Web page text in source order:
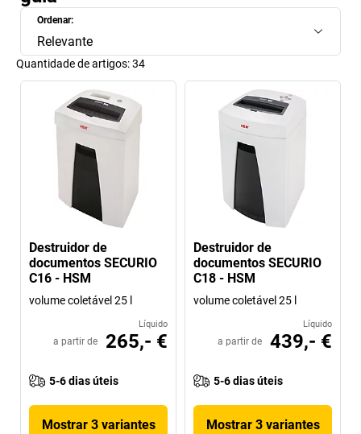
Ordenar:
Relevante
Quantidade de artigos:34
Destruidor de
documentos SECURIO
C16 - HSM
volume coletável 25 l
Líquido
a partir de 265,- €
5-6 dias úteis
Mostrar 3 variantes
Destruidor de
documentos SECURIO
C18 - HSM
volume coletável 25 l
Líquido
a partir de 439,- €
5-6 dias úteis
Mostrar 3 variantes